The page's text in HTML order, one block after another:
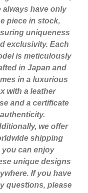
always have only
piece in stock,
uniqueness
exclusivity. Each
is meticulously
in Japan and
in a luxurious
with a leather
and a certificate
we offer
shipping
you can enjoy
unique designs
If you have
questions, please